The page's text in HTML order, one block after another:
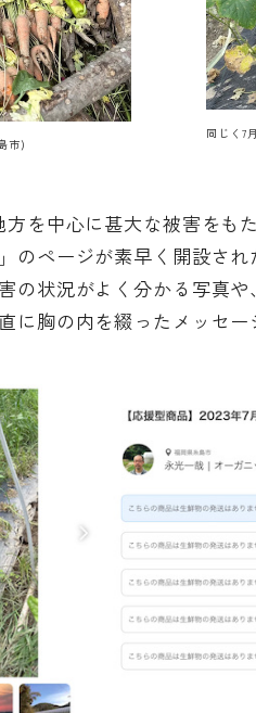
市)
同じく7
を中心に甚大な被害をも
のページが素早く開設され
の状況がよく分かる写真
に胸の内を綴ったメッセー